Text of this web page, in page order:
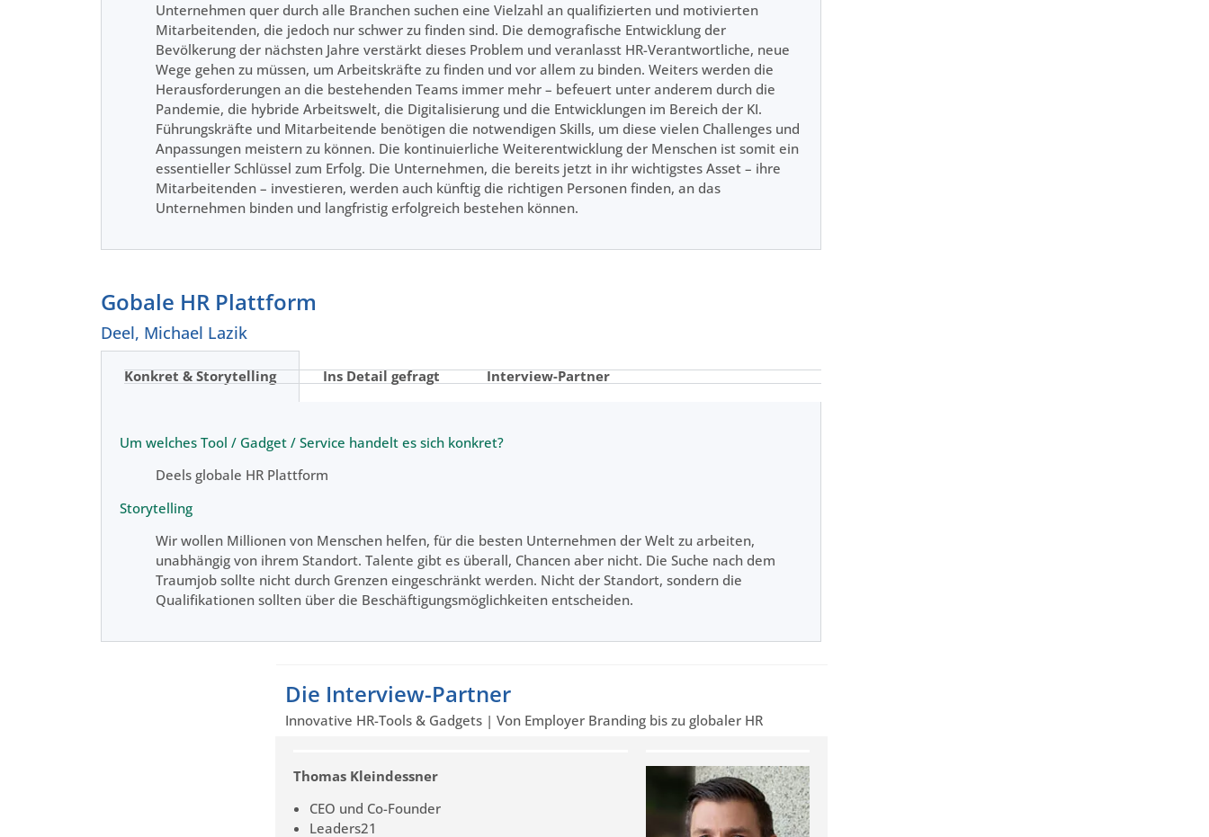
Unternehmen quer durch alle Branchen suchen eine Vielzahl an qualifizierten und motivierten
Mitarbeitenden, die jedoch nur schwer zu finden sind. Die demografische Entwicklung der
Bevölkerung der nächsten Jahre verstärkt dieses Problem und veranlasst HR-Verantwortliche, neue
Wege gehen zu müssen, um Arbeitskräfte zu finden und vor allem zu binden. Weiters werden die
Herausforderungen an die bestehenden Teams immer mehr – befeuert unter anderem durch die
Pandemie, die hybride Arbeitswelt, die Digitalisierung und die Entwicklungen im Bereich der KI.
Führungskräfte und Mitarbeitende benötigen die notwendigen Skills, um diese vielen Challenges und
Anpassungen meistern zu können. Die kontinuierliche Weiterentwicklung der Menschen ist somit ein
essentieller Schlüssel zum Erfolg. Die Unternehmen, die bereits jetzt in ihr wichtigstes Asset – ihre
Mitarbeitenden – investieren, werden auch künftig die richtigen Personen finden, an das
Unternehmen binden und langfristig erfolgreich bestehen können.
Gobale HR Plattform
Deel, Michael Lazik
Konkret & Storytelling Ins Detail gefragt Interview-Partner
Um welches Tool / Gadget / Service handelt es sich konkret?
Deels globale HR Plattform
Storytelling
Wir wollen Millionen von Menschen helfen, für die besten Unternehmen der Welt zu arbeiten,
unabhängig von ihrem Standort. Talente gibt es überall, Chancen aber nicht. Die Suche nach dem
Traumjob sollte nicht durch Grenzen eingeschränkt werden. Nicht der Standort, sondern die
Qualifikationen sollten über die Beschäftigungsmöglichkeiten entscheiden.
Die Interview-Partner
Innovative HR-Tools & Gadgets | Von Employer Branding bis zu globaler HR
Thomas Kleindessner
CEO und Co-Founder
Leaders21